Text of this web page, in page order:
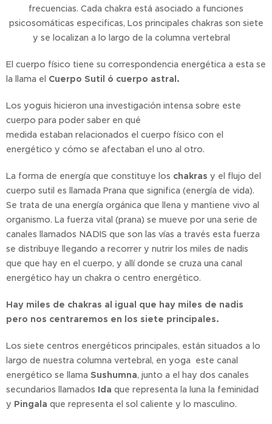
frecuencias. Cada chakra está asociado a funciones
psicosomáticas especificas, Los principales chakras son siete
y se localizan a lo largo de la columna vertebral
El cuerpo físico tiene su correspondencia energética a esta se
la llama el Cuerpo Sutil ó cuerpo astral.
Los yoguis hicieron una investigación intensa sobre este
cuerpo para poder saber en qué
medida estaban relacionados el cuerpo físico con el
energético y cómo se afectaban el uno al otro.
La forma de energía que constituye los chakras y el flujo del
cuerpo sutil es llamada Prana que significa (energía de vida).
Se trata de una energía orgánica que llena y mantiene vivo al
organismo. La fuerza vital (prana) se mueve por una serie de
canales llamados NADIS que son las vías a través esta fuerza
se distribuye llegando a recorrer y nutrir los miles de nadis
que que hay en el cuerpo, y allí donde se cruza una canal
energético hay un chakra o centro energético.
Hay miles de chakras al igual que hay miles de nadis
pero nos centraremos en los siete principales.
Los siete centros energéticos principales, están situados a lo
largo de nuestra columna vertebral, en yoga este canal
energético se llama Sushumna, junto a el hay dos canales
secundarios llamados Ida que representa la luna la feminidad
y Pingala que representa el sol caliente y lo masculino.